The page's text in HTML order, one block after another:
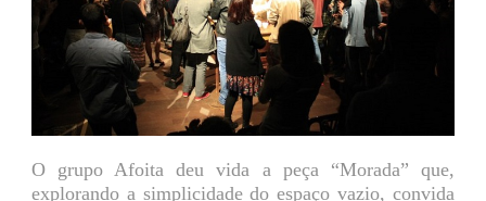
O grupo Afoita deu vida a peça “Morada” que,
explorando a simplicidade do espaço vazio, convida